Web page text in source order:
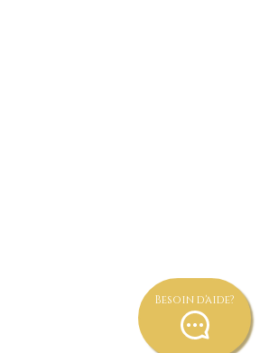
Besoin d'aide?